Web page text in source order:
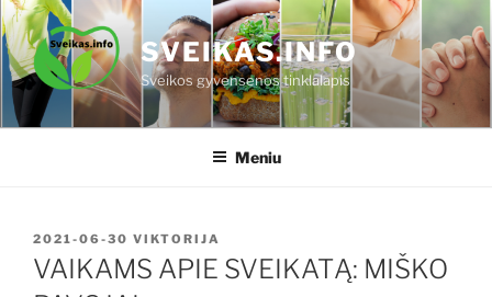
Eiti
prie
turinio
SVEIKAS.INFO
Sveikos gyvensenos tinklalapis
Meniu
PASKELBTA
2021-06-30 VIKTORIJA
VAIKAMS APIE SVEIKATĄ: MIŠKO